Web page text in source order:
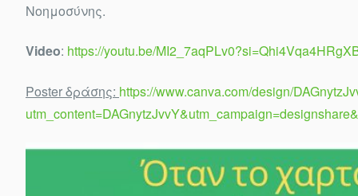
Νοημοσύνης.
Video: https://youtu.be/
Poster δράσης: https://www.canva.com/design/